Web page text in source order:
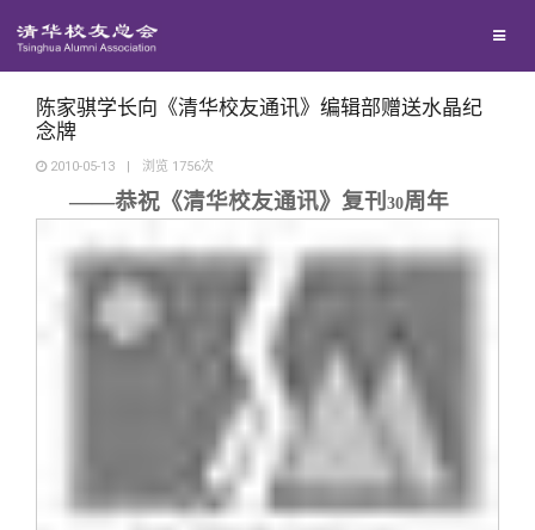
地区联络
年级联络
院系校友工作
专业委员会
西南联大校友会
回馈母校
捐赠项目
捐赠新闻
捐赠纪事
义工计划
媒体平台
《清华校友通讯》
《水木清华》
新媒体平台
百年清华
清华人物
青春风采
信息化服务
总会简介
陈家骐学长向《清华校友通讯》编辑部赠送水晶纪
念牌
2010-05-13 | 浏览 1756次
——恭祝《清华校友通讯》复刊 30周年